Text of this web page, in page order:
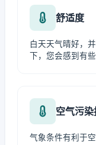
舒适度
白天天气晴好，
下，您会感到有
空气污
气象条件有利于